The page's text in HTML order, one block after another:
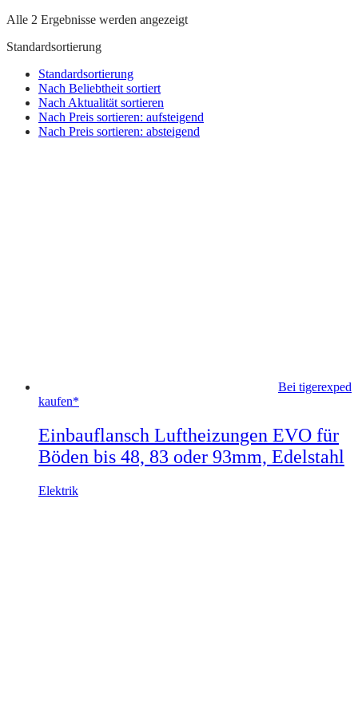
Alle 2 Ergebnisse werden angezeigt
Standardsortierung
Standardsortierung
Nach Beliebtheit sortiert
Nach Aktualität sortieren
Nach Preis sortieren: aufsteigend
Nach Preis sortieren: absteigend
Bei tigerexped
kaufen*
Einbauflansch Luftheizungen EVO für
Böden bis 48, 83 oder 93mm, Edelstahl
Elektrik